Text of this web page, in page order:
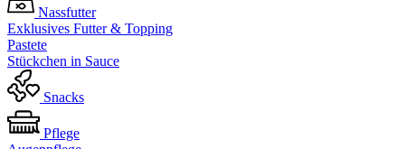
Nassfutter
Exklusives Futter & Topping
Pastete
Stückchen in Sauce
Snacks
Pflege